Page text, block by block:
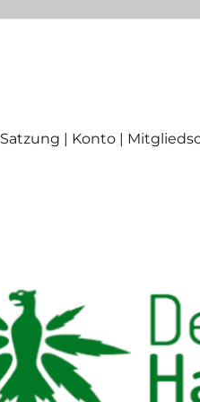
Satzung | Konto |